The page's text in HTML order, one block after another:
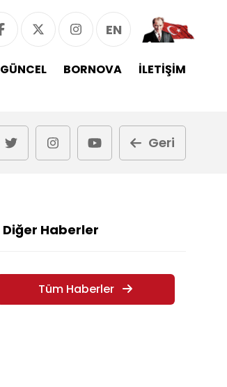
EN
GÜNCEL BORNOVA İLETİŞİM
Geri
Diğer Haberler
Tüm Haberler